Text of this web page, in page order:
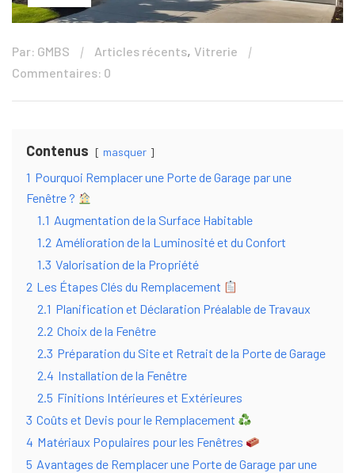
Par: GMBS Articles récents, Vitrerie
Commentaires: 0
Contenus masquer
1 Pourquoi Remplacer une Porte de Garage par une
Fenêtre ?
1.1 Augmentation de la Surface Habitable
1.2 Amélioration de la Luminosité et du Confort
1.3 Valorisation de la Propriété
2 Les Étapes Clés du Remplacement
2.1 Planification et Déclaration Préalable de Travaux
2.2 Choix de la Fenêtre
2.3 Préparation du Site et Retrait de la Porte de Garage
2.4 Installation de la Fenêtre
2.5 Finitions Intérieures et Extérieures
3 Coûts et Devis pour le Remplacement
4 Matériaux Populaires pour les Fenêtres
5 Avantages de Remplacer une Porte de Garage par une